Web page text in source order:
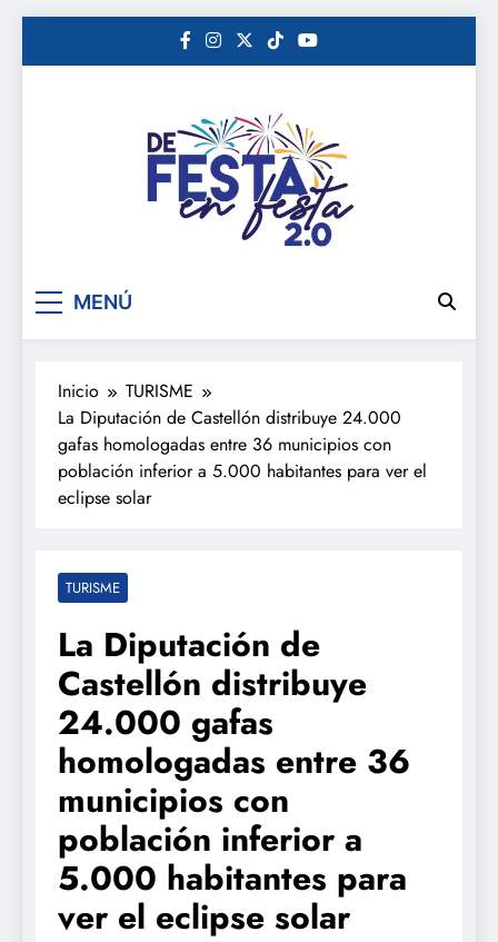
De festa en festa 2.0
MENÚ
Inicio
TURISME
La Diputación de Castellón distribuye 24.000
gafas homologadas entre 36 municipios con
población inferior a 5.000 habitantes para ver el
eclipse solar
TURISME
La Diputación de
Castellón distribuye
24.000 gafas
homologadas entre 36
municipios con
población inferior a
5.000 habitantes para
ver el eclipse solar